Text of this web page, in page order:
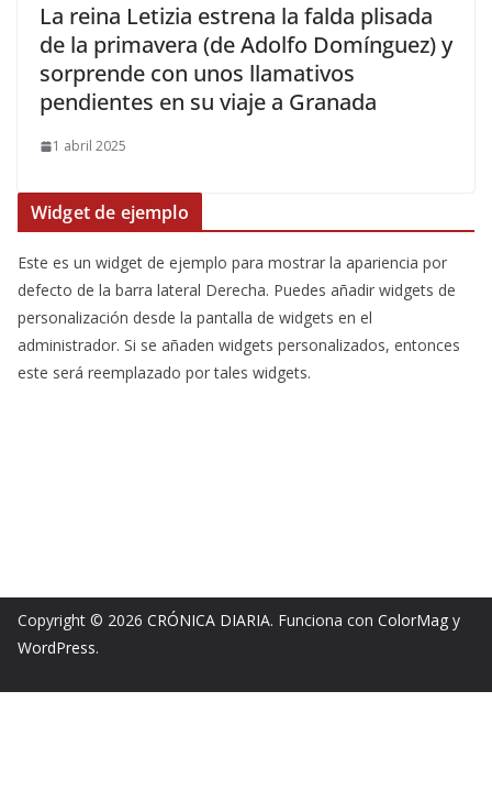
​La reina Letizia estrena la falda plisada
de la primavera (de Adolfo Domínguez) y
sorprende con unos llamativos
pendientes en su viaje a Granada
1 abril 2025
Widget de ejemplo
Este es un widget de ejemplo para mostrar la apariencia por
defecto de la barra lateral Derecha. Puedes añadir widgets de
personalización desde la pantalla de widgets en el
administrador. Si se añaden widgets personalizados, entonces
este será reemplazado por tales widgets.
Copyright © 2026 CRÓNICA DIARIA. Funciona con ColorMag y
WordPress.